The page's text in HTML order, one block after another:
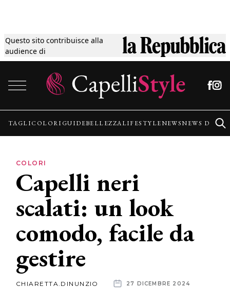
Questo sito contribuisce alla
audience di
Tagli
Colori
Guide
Lifestyle
News
News
dalle
TAGLICOLORI GUIDEBELLEZZALIFESTYLENEWSNEWS
COLORI
Capelli neri
scalati: un look
comodo, facile da
gestire
CHIARETTA.DINUNZIO 27 DICEMBRE 2024